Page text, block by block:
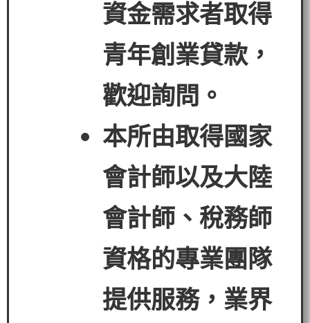
資金需求者取得
青年創業貸款，
歡迎詢問。
本所由取得國家
會計師以及大陸
會計師、稅務師
資格的專業團隊
提供服務，業界